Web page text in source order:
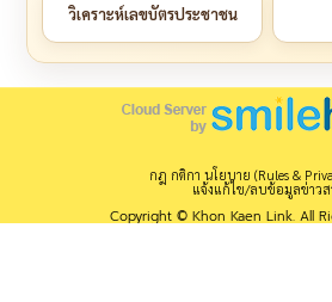
วิเคราะห์เลขบัตรประชาชน
กฎ กติกา นโยบาย (Rules &
แจ้งแก้ไข/ลบข้อมูลข่าวส
Copyright © Khon Kaen Link. All